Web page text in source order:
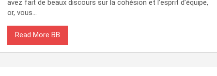
avez fait de beaux discours sur la cohésion et l’esprit d’équipe,
or, vous…
Read More